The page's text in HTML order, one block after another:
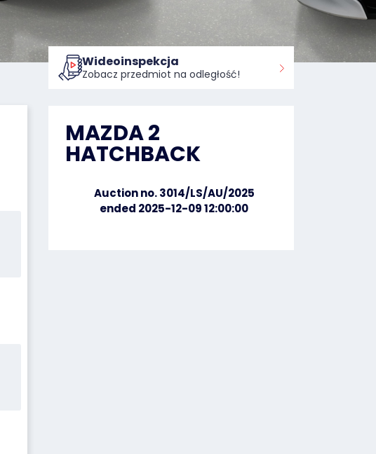
Wideoinspekcja
Zobacz przedmiot na odległość!
MAZDA 2
HATCHBACK
Auction no. 3014/LS/AU/2025
ended 2025-12-09 12:00:00